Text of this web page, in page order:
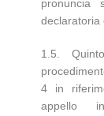
pronuncia
declaratoria
1.5.
4 in
appello